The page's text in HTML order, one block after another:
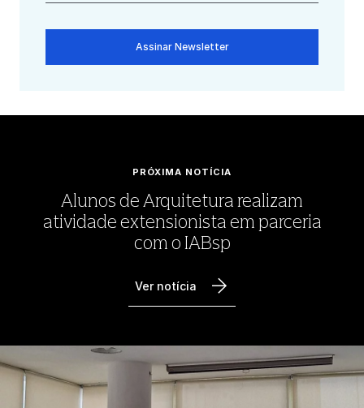
Assinar Newsletter
PRÓXIMA NOTÍCIA
Alunos de Arquitetura realizam
atividade extensionista em parceria
com o IABsp
Ver notícia